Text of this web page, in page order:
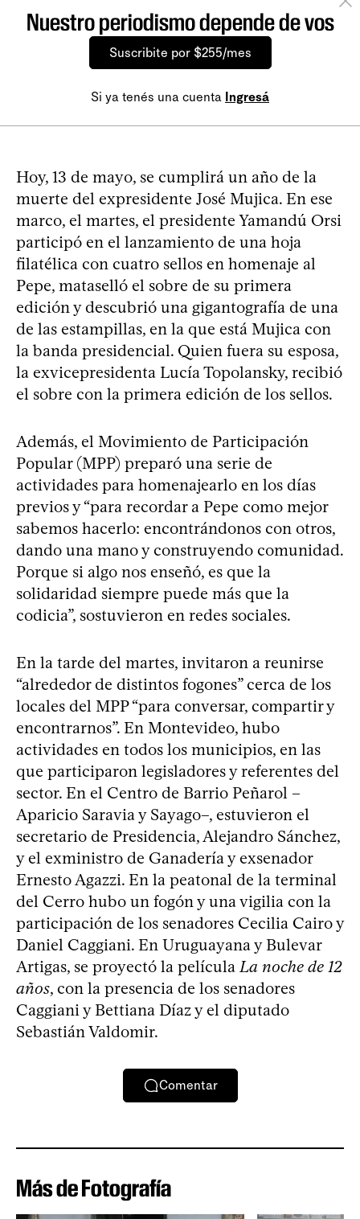
Nuestro periodismo depende de vos
Suscribite por $255/mes
Si ya tenés una cuenta Ingresá
Hoy, 13 de mayo, se cumplirá un año de la
muerte del expresidente José Mujica. En ese
marco, el martes, el presidente Yamandú Orsi
participó en el lanzamiento de una hoja
filatélica con cuatro sellos en homenaje al
Pepe, mataselló el sobre de su primera
edición y descubrió una gigantografía de una
de las estampillas, en la que está Mujica con
la banda presidencial. Quien fuera su esposa,
la exvicepresidenta Lucía Topolansky, recibió
el sobre con la primera edición de los sellos.
Además, el Movimiento de Participación
Popular (MPP) preparó una serie de
actividades para homenajearlo en los días
previos y “para recordar a Pepe como mejor
sabemos hacerlo: encontrándonos con otros,
dando una mano y construyendo comunidad.
Porque si algo nos enseñó, es que la
solidaridad siempre puede más que la
codicia”, sostuvieron en redes sociales.
En la tarde del martes, invitaron a reunirse
“alrededor de distintos fogones” cerca de los
locales del MPP “para conversar, compartir y
encontrarnos”. En Montevideo, hubo
actividades en todos los municipios, en las
que participaron legisladores y referentes del
sector. En el Centro de Barrio Peñarol –
Aparicio Saravia y Sayago–, estuvieron el
secretario de Presidencia, Alejandro Sánchez,
y el exministro de Ganadería y exsenador
Ernesto Agazzi. En la peatonal de la terminal
del Cerro hubo un fogón y una vigilia con la
participación de los senadores Cecilia Cairo y
Daniel Caggiani. En Uruguayana y Bulevar
Artigas, se proyectó la película La noche de 12
años, con la presencia de los senadores
Caggiani y Bettiana Díaz y el diputado
Sebastián Valdomir.
Comentar
Más de Fotografía